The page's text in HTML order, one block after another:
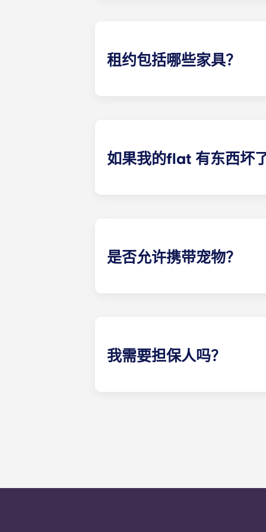
租约包括哪些家具？
如果我的flat 有东西坏
是否允许携带宠物？
我需要担保人吗？
如果您因任何原因无法付款，担保